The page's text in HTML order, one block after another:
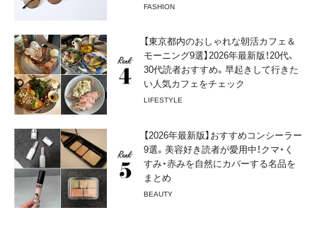
FASHION
【東京都内のおしゃれな朝活カフェ＆
モーニング9選】2026年最新版！20代、
30代読者おすすめ。早起きして行きた
い人気カフェをチェック
LIFESTYLE
【2026年最新版】おすすめコンシーラー
9選。美容好き読者が愛用中！クマ・く
すみ・赤みを自然にカバーする名品を
まとめ
BEAUTY